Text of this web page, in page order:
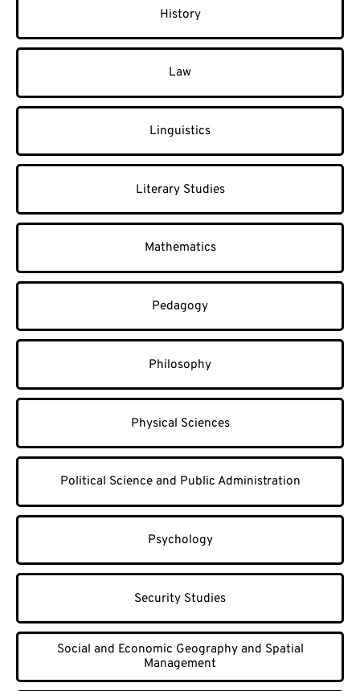
History
Law
Linguistics
Literary Studies
Mathematics
Pedagogy
Philosophy
Physical Sciences
Political Science and Public Administration
Psychology
Security Studies
Social and Economic Geography and Spatial
Management